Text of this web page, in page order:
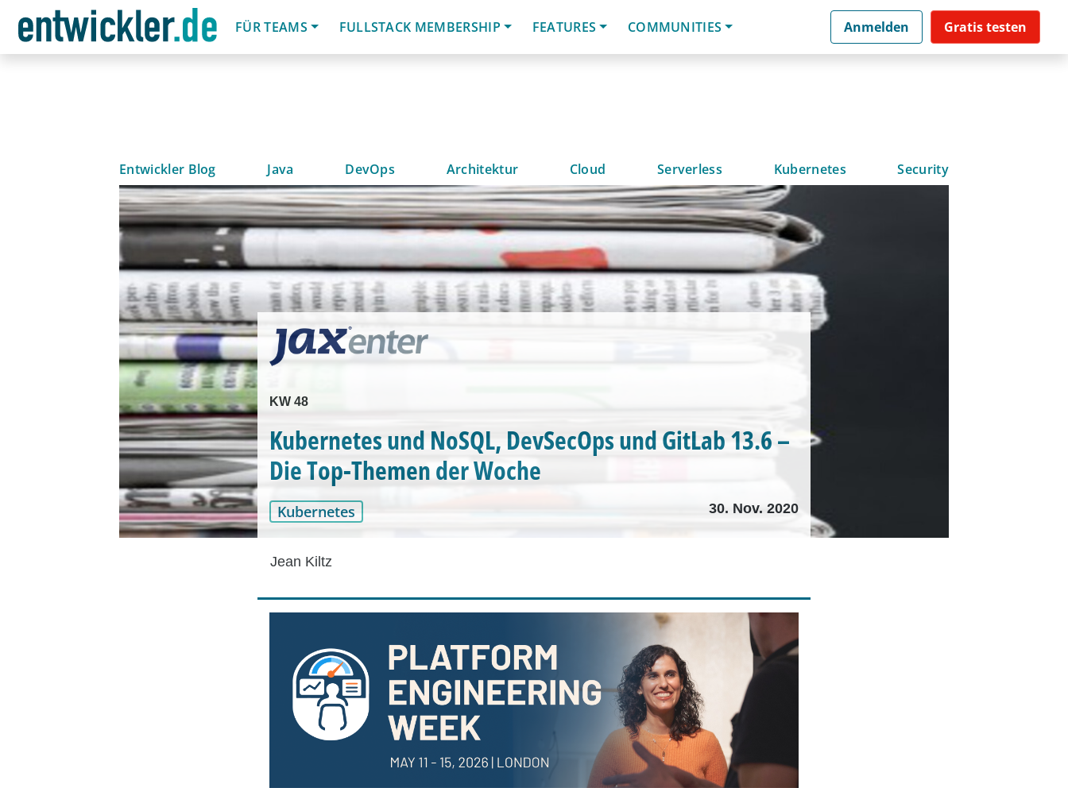
FÜR TEAMS
FULLSTACK MEMBERSHIP FEATURES COMMUNITIES Anmelden Gratis testen
Entwickler Blog Java DevOps Architektur Cloud Serverless Kubernetes Security
KW 48
Kubernetes und NoSQL, DevSecOps und GitLab 13.6 –
Die Top-Themen der Woche
Kubernetes 30. Nov. 2020
Jean Kiltz